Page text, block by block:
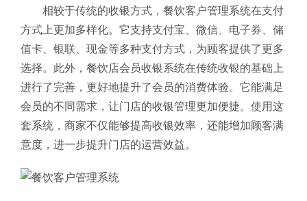
相较于传统的收银方式，餐饮客户管理系统在支付
方式上更加多样化。它支持支付宝、微信、电子券、储
值卡、银联、现金等多种支付方式，为顾客提供了更多
选择。此外，餐饮店会员收银系统在传统收银的基础上
进行了完善，更好地提升了会员的消费体验。它能满足
会员的不同需求，让门店的收银管理更加便捷。使用这
套系统，商家不仅能够提高收银效率，还能增加顾客满
意度，进一步提升门店的运营效益。